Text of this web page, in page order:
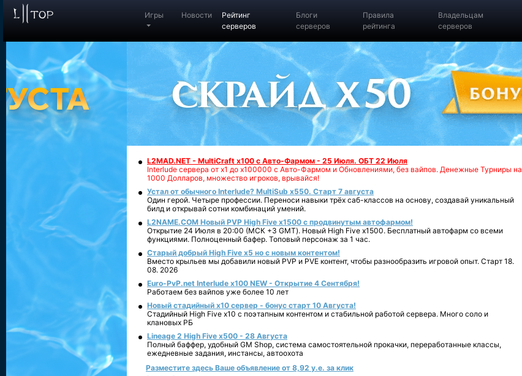
Игры Новости
Рейтинг
серверов
Блоги
серверов
Правила
рейтинга
Владельцам
серверов
L2MAD.NET - MultiCraft x100 с Авто-Фармом - 25 Июля. ОБТ 22 Июля
Interlude сервера от х1 до х100000 с Авто-Фармом и Обновлениями, без вайпов. Денежные Турниры на
1000 Долларов, множество игроков, врывайся!
Устал от обычного Interlude? MultiSub x550. Старт 7 августа
Один герой. Четыре профессии. Переноси навыки трёх саб-классов на основу, создавай уникальный
билд и открывай сотни комбинаций умений.
L2NAME.COM Новый PVP High Five x1500 с продвинутым автофармом!
Открытие 24 Июля в 20:00 (МСК +3 GMT). Новый High Five x1500. Бесплатный автофарм со всеми
функциями. Полноценный бафер. Топовый персонаж за 1 час.
Старый добрый High Five x5 но с новым контентом!
Вместо крыльев мы добавили новый PVP и PVE контент, чтобы разнообразить игровой опыт. Старт 18.
08. 2026
Euro-PvP.net Interlude х100 NEW - Открытие 4 Сентября!
Работаем без вайпов уже более 10 лет
Новый стадийный х10 сервер - бонус старт 10 Августа!
Стадийный High Five x10 с поэтапным контентом и стабильной работой сервера. Много соло и
клановых РБ
Lineage 2 High Five x500 - 28 Августа
Полный баффер, удобный GM Shop, система самостоятельной прокачки, переработанные классы,
ежедневные задания, инстансы, автоохота
Разместите здесь Ваше объявление от 8,92 у.е. за клик